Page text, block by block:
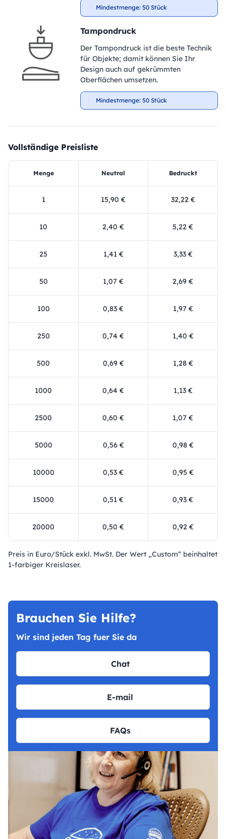
Mindestmenge: 50 Stück
Tampondruck
Der Tampondruck ist die beste Technik
für Objekte; damit können Sie Ihr
Design auch auf gekrümmten
Oberflächen umsetzen.
Mindestmenge: 50 Stück
Vollständige Preisliste
Menge Neutral Bedruckt
1 15,90 € 32,22 €
10 2,40 € 5,22 €
25 1,41 € 3,33 €
50 1,07 € 2,69 €
100 0,83 € 1,97 €
250 0,74 € 1,40 €
500 0,69 € 1,28 €
1000 0,64 € 1,13 €
2500 0,60 € 1,07 €
5000 0,56 € 0,98 €
10000 0,53 € 0,95 €
15000 0,51 € 0,93 €
20000 0,50 € 0,92 €
Preis in Euro/Stück exkl. MwSt. Der Wert „Custom“ beinhaltet
1-farbiger Kreislaser.
Brauchen Sie Hilfe?
Wir sind jeden Tag fuer Sie da
Chat
E-mail
FAQs